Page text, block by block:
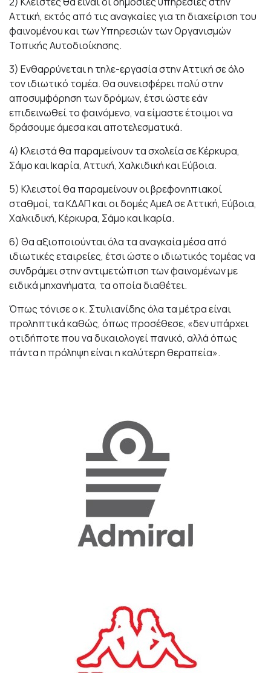
Αττική, εκτός από τις αναγκαίες για τη διαχείριση του
φαινομένου και των Υπηρεσιών των Οργανισμών
Τοπικής Αυτοδιοίκησης.
3) Ενθαρρύνεται η τηλε-εργασία στην Αττική σε όλο
τον ιδιωτικό τομέα. Θα συνεισφέρει πολύ στην
αποσυμφόρηση των δρόμων, έτσι ώστε εάν
επιδεινωθεί το φαινόμενο, να είμαστε έτοιμοι να
δράσουμε άμεσα και αποτελεσματικά.
4) Κλειστά θα παραμείνουν τα σχολεία σε Κέρκυρα,
Σάμο και Ικαρία, Αττική, Χαλκιδική και Εύβοια.
5) Κλειστοί θα παραμείνουν οι βρεφονηπιακοί
σταθμοί, τα ΚΔΑΠ και οι δομές ΑμεΑ σε Αττική, Εύβοια,
Χαλκιδική, Κέρκυρα, Σάμο και Ικαρία.
6) Θα αξιοποιούνται όλα τα αναγκαία μέσα από
ιδιωτικές εταιρείες, έτσι ώστε ο ιδιωτικός τομέας να
συνδράμει στην αντιμετώπιση των φαινομένων με
ειδικά μηχανήματα, τα οποία διαθέτει.
Όπως τόνισε ο κ. Στυλιανίδης όλα τα μέτρα είναι
προληπτικά καθώς, όπως προσέθεσε, «δεν υπάρχει
οτιδήποτε που να δικαιολογεί πανικό, αλλά όπως
πάντα η πρόληψη είναι η καλύτερη θεραπεία».